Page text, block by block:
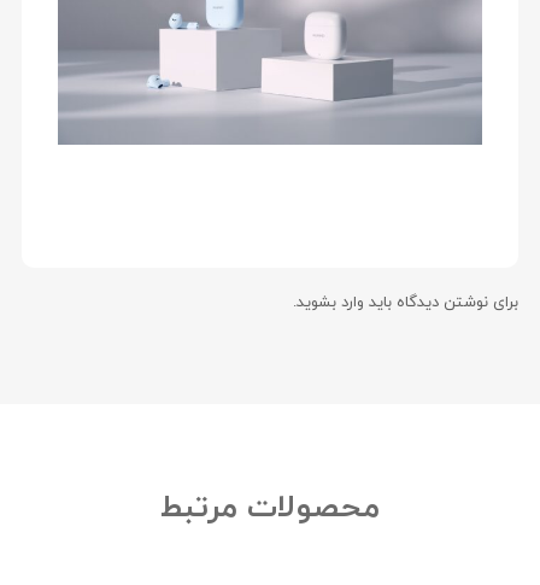
برای نوشتن دیدگاه باید وارد بشوید.
محصولات مرتبط